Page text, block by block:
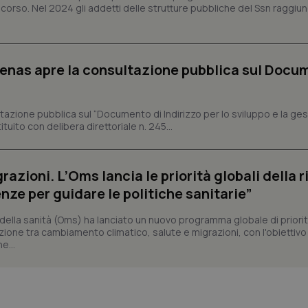
Nel 2024 gli addetti delle strutture pubbliche del Ssn
apre la consultazione pubblica sul
pubblica sul “Documento di Indirizzo per lo sviluppo e la
con delibera direttoriale n. 245...
L’Oms lancia le priorità globali della
per guidare le politiche sanitarie”
sanità (Oms) ha lanciato un nuovo programma globale di
tra cambiamento climatico, salute e migrazioni, con l'obiettivo
2 giorni
2 giorni
Google LLC
.quotidianosanita.it
1 anno 1
mese
Questo nome di cookie è
Universal Analytics, che è un
generato in modo casuale come
cliente. È incluso in ogni
www.quotidianosanita.it
linguaggio PHP. Si tratta di un
generico utilizzato per
sessione utente. Normalmente è
generato in modo casuale, il
buon esempio è mantenere uno
un utente tra le pagine.